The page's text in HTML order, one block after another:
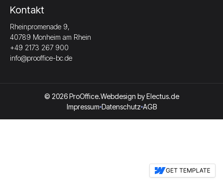
Kontakt
Rheinpromenade 9,
40789 Monheim am Rhein
+49 2173 267 900
info@prooffice-bc.de
© 2026 ProOffice.Webdesign byElectus.de
Impressum Datenschutz AGB